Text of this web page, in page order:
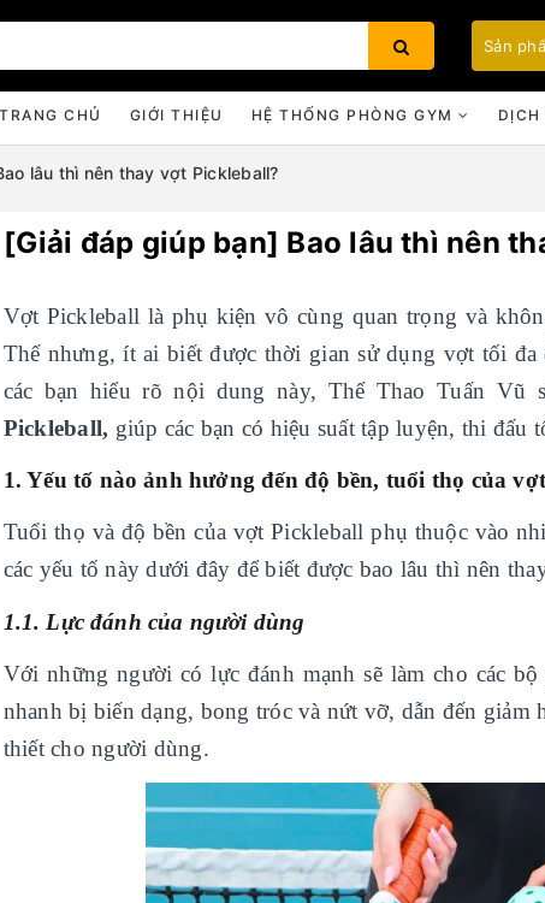
Sản
TRANG CHỦ GIỚI THIỆU HỆ THỐNG PHÒNG GYM DỊCH
lâu thì nên thay vợt Pickleball?
[Giải đáp giúp bạn] Bao lâu thì nên
Vợt Pickleball là phụ kiện vô cùng quan trọng và
Thế nhưng, ít ai biết được thời gian sử dụng vợt tối
các bạn hiểu rõ nội dung này, Thể Thao Tuấn Vũ
Pickleball, giúp các bạn có hiệu suất tập luyện, thi đấu
1. Yếu tố nào ảnh hưởng đến độ bền, tuổi thọ của
Tuổi thọ và độ bền của vợt Pickleball phụ thuộc vào
các yếu tố này dưới đây để biết được bao lâu thì nên
1.1. Lực đánh của người dùng
Với những người có lực đánh mạnh sẽ làm cho các
nhanh bị biến dạng, bong tróc và nứt vỡ, dẫn đến giảm
thiết cho người dùng.